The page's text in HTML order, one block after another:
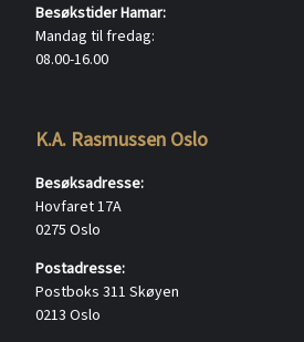
Besøkstider Hamar:
Mandag til fredag:
08.00-16.00
K.A. Rasmussen Oslo
Besøksadresse:
Hovfaret 17A
0275 Oslo
Postadresse:
Postboks 311 Skøyen
0213 Oslo